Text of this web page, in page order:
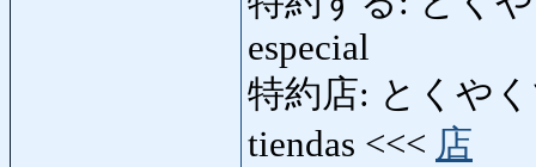
especial
特約店: とくやく
tiendas <<< 店